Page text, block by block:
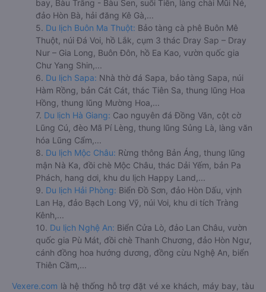
bay, Bàu Trắng - Bàu Sen, suối Tiên, làng chài Mũi Né,
đảo Hòn Bà, hải đăng Kê Gà,...
5. Du lịch Buôn Ma Thuột: Bảo tàng cà phê Buôn Mê
Thuột, núi Đá Voi, hồ Lắk, cụm 3 thác Dray Sap – Dray
Nur – Gia Long, Buôn Đôn, hồ Ea Kao, vườn quốc gia
Chư Yang Shin,...
6. Du lịch Sapa: Nhà thờ đá Sapa, bảo tàng Sapa, núi
Hàm Rồng, bản Cát Cát, thác Tiên Sa, thung lũng Hoa
Hồng, thung lũng Mường Hoa,...
7. Du lịch Hà Giang: Cao nguyên đá Đồng Văn, cột cờ
Lũng Cú, đèo Mã Pí Lèng, thung lũng Sủng Là, làng văn
hóa Lũng Cẩm,...
8. Du lịch Mộc Châu: Rừng thông Bản Áng, thung lũng
mận Nà Ka, đồi chè Mộc Châu, thác Dải Yếm, bản Pa
Phách, hang dơi, khu du lịch Happy Land,...
9. Du lịch Hải Phòng: Biển Đồ Sơn, đảo Hòn Dấu, vịnh
Lan Hạ, đảo Bạch Long Vỹ, núi Voi, khu di tích Tràng
Kênh,...
10. Du lịch Nghệ An: Biển Cửa Lò, đảo Lan Châu, vườn
quốc gia Pù Mát, đồi chè Thanh Chương, đảo Hòn Ngư,
cánh đồng hoa hướng dương, đồng cừu Nghệ An, biển
Thiên Cầm,...
Vexere.com là hệ thống hỗ trợ đặt vé xe khách, máy bay, tàu